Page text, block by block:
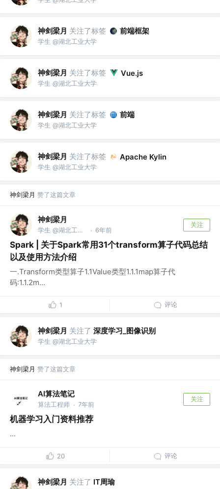
神剑梁月 关注了标签 前端框架
学生 @湖北工业大学
神剑梁月 关注了标签 Vue.js
学生 @湖北工业大学
神剑梁月 关注了标签 前端
学生 @湖北工业大学
神剑梁月 关注了标签 Apache Kylin
学生 @湖北工业大学
神剑梁月 赞了这篇文章
神剑梁月
学生 @湖北工业大学 · 6年前
关注
Spark | 关于Spark常用31个transform算子代码总结
以及使用方法介绍
一.Transform类型算子1.1Value类型1.1.1map算子代
码:1.1.2m...
1 评论
神剑梁月 关注了 深度学习_图像识别
学生 @湖北工业大学
神剑梁月 赞了这篇文章
AI算法笔记
算法工程师 · 7年前
关注
机器学习入门资料推荐
...
20 评论
神剑梁月 关注了 IT周瑜